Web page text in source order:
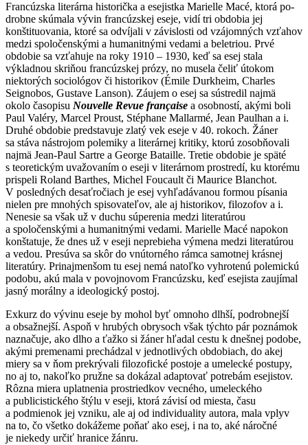
Francúzska literárna historička a esejistka Marielle Macé, ktorá po­
drobne skúmala vývin francúzskej eseje, vidí tri obdobia jej
konštituovania, ktoré sa odvíjali v závislosti od vzájomných vzťahov
medzi spoločenskými a humanitnými vedami a beletriou. Prvé
obdobie sa vzťahuje na roky 1910 – 1930, keď sa esej stala
výkladnou skriňou francúzskej prózy, no musela čeliť útokom
niektorých sociológov či historikov (Émile Durkheim, Charles
Seignobos, Gustave Lanson). Záujem o esej sa sústredil najmä
okolo časopisu Nouvelle Revue française a osobností, akými boli
Paul Valéry, Marcel Proust, Stéphane Mallarmé, Jean Paulhan a i.
Druhé obdobie predstavuje zlatý vek eseje v 40. rokoch. Žáner
sa stáva nástrojom polemiky a literárnej kritiky, ktorú zosobňovali
najmä Jean-Paul Sartre a George Bataille. Tretie obdobie je späté
s teoretickým uvažovaním o eseji v literárnom prostredí, ku ktorému
prispeli Roland Barthes, Michel Foucault či Maurice Blanchot.
V posledných desaťročiach je esej vyhľadávanou formou písania
nielen pre mnohých spisovateľov, ale aj historikov, filozofov a i.
Nenesie sa však už v duchu súperenia medzi literatúrou
a spoločenskými a humanitnými vedami. Marielle Macé napokon
konštatuje, že dnes už v eseji neprebieha výmena medzi literatúrou
a vedou. Presúva sa skôr do vnútorného rámca samotnej krásnej
literatúry. Prinajmenšom tu esej nemá natoľko vyhrotenú polemickú
podobu, akú mala v povojnovom Francúzsku, keď esejista zaujímal
jasný morálny a ideologický postoj.
Exkurz do vývinu eseje by mohol byť omnoho dlhší, podrobnejší
a obsažnejší. Aspoň v hrubých obrysoch však týchto pár poznámok
naznačuje, ako dlho a ťažko si žáner hľadal cestu k dnešnej podobe,
akými premenami prechádzal v jednotlivých obdobiach, do akej
miery sa v ňom prekrývali filozofické postoje a umelecké postupy,
no aj to, nakoľko pružne sa dokázal adaptovať potrebám esejistov.
Rôzna miera uplatnenia prostriedkov vecného, umeleckého
a publicistického štýlu v eseji, ktorá závisí od miesta, času
a podmienok jej vzniku, ale aj od individuality autora, mala vplyv
na to, čo všetko dokážeme poňať ako esej, i na to, aké náročné
je niekedy určiť hranice žánru.